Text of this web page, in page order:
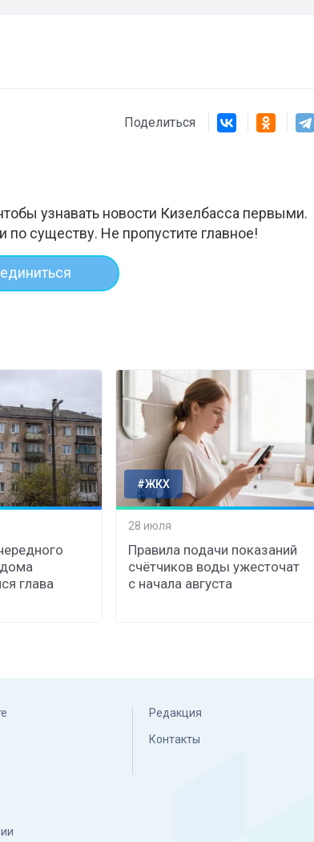
Поделиться
узнавать новости Кизелбасса первыми.
по существу. Не пропустите главное!
глава
#ЖКХ
28 июля
Правила подачи показаний
счётчиков воды ужесточат
с начала августа
Редакция
Контакты